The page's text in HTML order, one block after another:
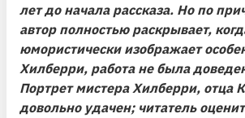
лет до начала рассказа. Но по
автор полностью раскрывает,
юмористически изображает
Хилберри, работа не была
Портрет мистера Хилберри, отца
довольно удачен; читатель